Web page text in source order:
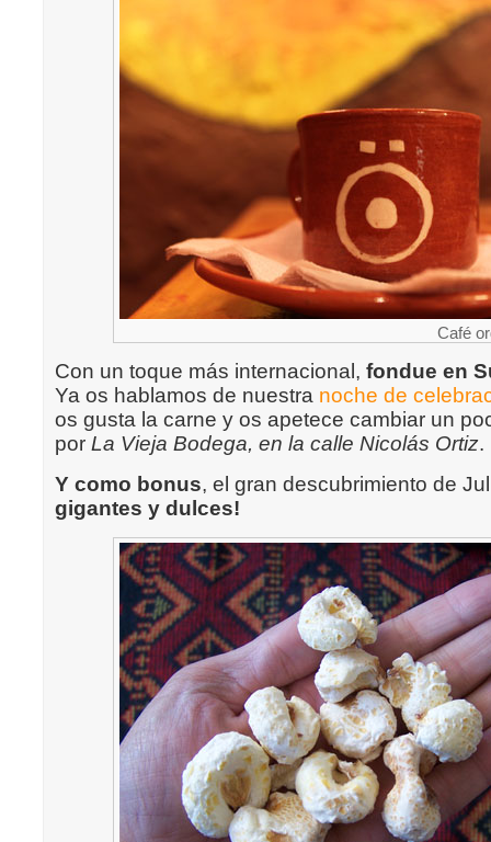
Café
Con un toque más internacional, fondue en
Ya os hablamos de nuestra noche de
os gusta la carne y os apetece cambiar un
por La Vieja Bodega, en la calle Nicolás Ortiz.
Y como bonus, el gran descubrimiento de
gigantes y dulces!